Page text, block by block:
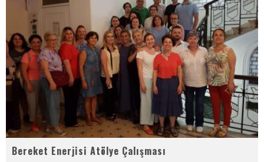
Bereket Enerjisi Atölye Çalışması